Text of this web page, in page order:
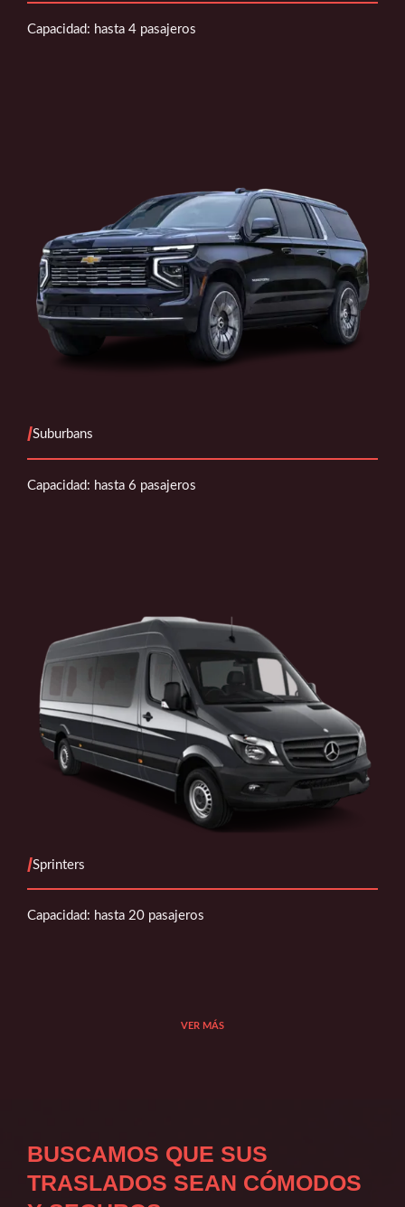
Capacidad: hasta 4 pasajeros
/Suburbans
Capacidad: hasta 6 pasajeros
/Sprinters
Capacidad: hasta 20 pasajeros
VER MÁS
BUSCAMOS QUE SUS
TRASLADOS SEAN CÓMODOS